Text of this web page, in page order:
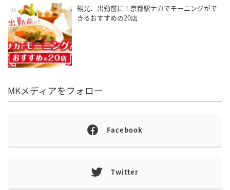
05
観光、出勤前に！京都駅ナカでモーニングがで
きるおすすめの20店
MKメディアをフォロー
Facebook
Twitter